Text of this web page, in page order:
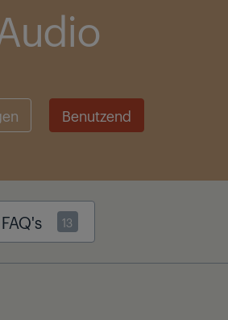
Benutzend
FAQ's 13